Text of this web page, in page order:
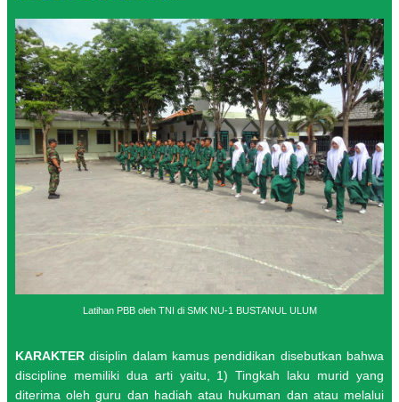
Latihan PBB oleh TNI di SMK NU-1 BUSTANUL ULUM
KARAKTER disiplin dalam kamus pendidikan disebutkan bahwa
discipline memiliki dua arti yaitu, 1) Tingkah laku murid yang
diterima oleh guru dan hadiah atau hukuman dan atau melalui